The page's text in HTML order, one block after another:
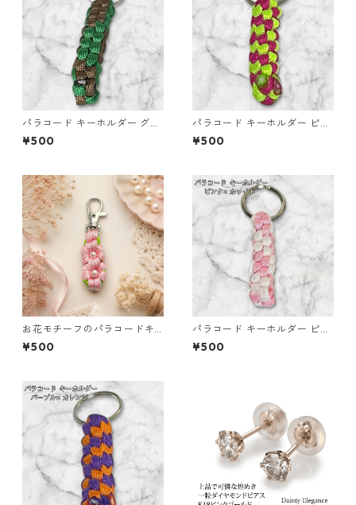
パラコード キーホルダー グリ
ーン ブラウン 編み込み s24
¥500
パラコード キーホルダー ピン
ク グリーン 編み込み s18
¥500
お花モチーフのパラコードキ
ーホルダー ピンク×ライトグリ
ーン ハンドメイド 国産 本革
¥500
パラコード キーホルダー ピン
ク ホワイト 編み込み s27
¥500